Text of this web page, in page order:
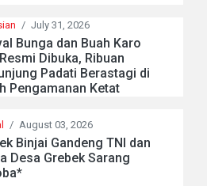
/ July 31, 2026
Bunga dan Buah Karo
Dibuka, Ribuan
Padati Berastagi di
Pengamanan Ketat
/ August 03, 2026
Binjai Gandeng TNI dan
Desa Grebek Sarang